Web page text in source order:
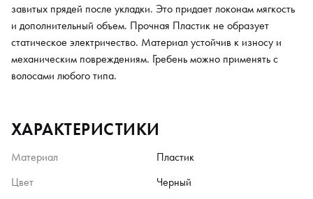
завитых прядей после укладки. Это придает локонам мягкость
и дополнительный объем. Прочная Пластик не образует
статическое электричество. Материал устойчив к износу и
механическим повреждениям. Гребень можно применять с
волосами любого типа.
ХАРАКТЕРИСТИКИ
Материал
Пластик
Цвет
Черный